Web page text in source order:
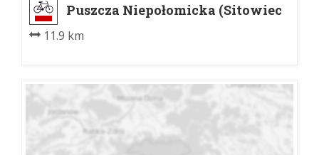
Puszcza Niepołomicka (Sitowiec
II) - Grodkowice
11.9 km